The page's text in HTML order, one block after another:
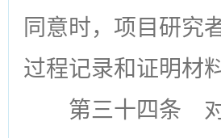
同意时，项目研究
过程记录和证明材料
第三十四条